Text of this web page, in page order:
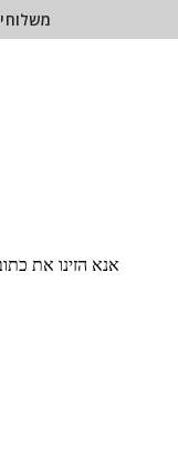
אנא הזינו את